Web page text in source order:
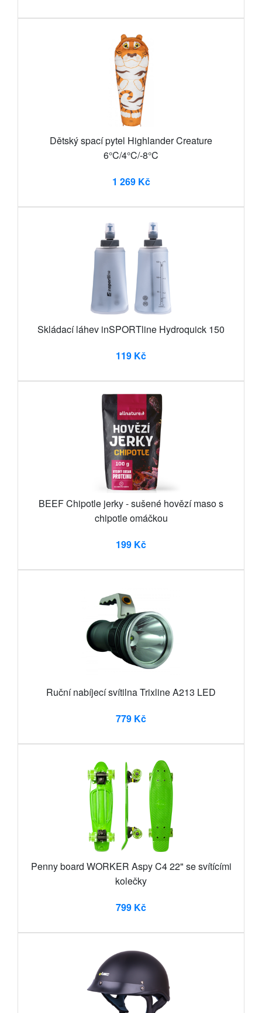
Dětský spací pytel Highlander Creature
6°C/4°C/-8°C
1 269 Kč
Skládací láhev inSPORTline Hydroquick 150
119 Kč
BEEF Chipotle jerky - sušené hovězí maso s
chipotle omáčkou
199 Kč
Ruční nabíjecí svítilna Trixline A213 LED
779 Kč
Penny board WORKER Aspy C4 22" se svítícími
kolečky
799 Kč